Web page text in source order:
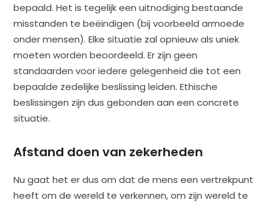
bepaald. Het is tegelijk een uitnodiging bestaande
misstanden te beëindigen (bij voorbeeld armoede
onder mensen). Elke situatie zal opnieuw als uniek
moeten worden beoordeeld. Er zijn geen
standaarden voor iedere gelegenheid die tot een
bepaalde zedelijke beslissing leiden. Ethische
beslissingen zijn dus gebonden aan een concrete
situatie.
Afstand doen van zekerheden
Nu gaat het er dus om dat de mens een vertrekpunt
heeft om de wereld te verkennen, om zijn wereld te